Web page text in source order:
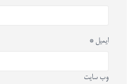
ایمیل *
وب‌ سایت